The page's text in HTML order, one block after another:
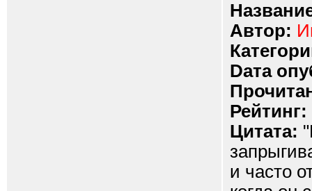
Автор:
Dата
Рейтинг:
Цитата:
и часто